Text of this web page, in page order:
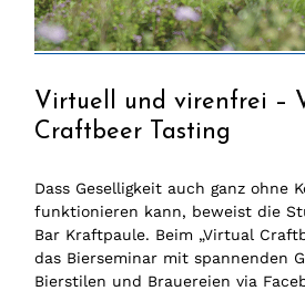
Virtuell und virenfrei –
Craftbeer Tasting
Dass Geselligkeit auch ganz ohne
funktionieren kann, beweist die
Bar Kraftpaule. Beim „Virtual
das Bierseminar mit spannenden
Bierstilen und Brauereien via